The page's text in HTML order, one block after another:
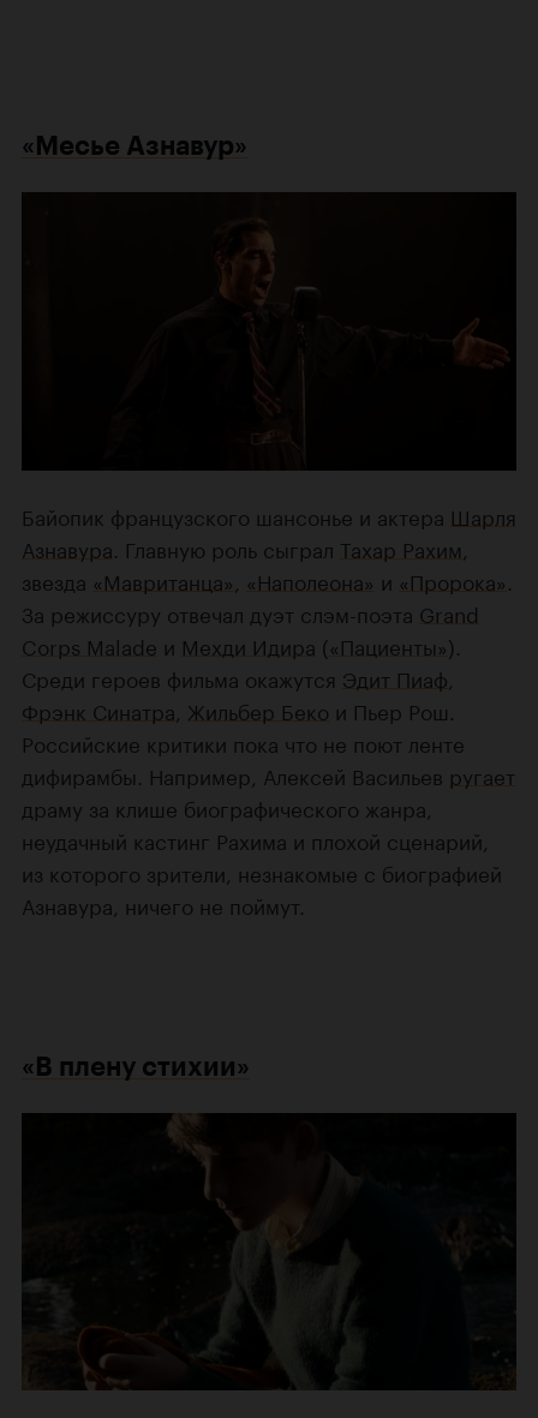
«Месье Азнавур»
Байопик французского шансонье и актера Шарля
Азнавура . Главную роль сыграл Тахар Рахим
звезда «Мавританца» «Наполеона» и «Пророка»
За режиссуру отвечал дуэт слэм-поэта Grand
Corps Malade и Мехди Идира («Пациенты»).
Среди героев фильма окажутся Эдит Пиаф
Фрэнк Синатра Жильбер Беко и Пьер Рош.
Российские критики пока что не поют ленте
дифирамбы. Например, Алексей Васильев ругает
драму за клише биографического жанра,
неудачный кастинг Рахима и плохой сценарий,
из которого зрители, незнакомые с биографией
Азнавура, ничего не поймут.
«В плену стихии»